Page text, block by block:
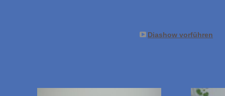
Diashow vorführen